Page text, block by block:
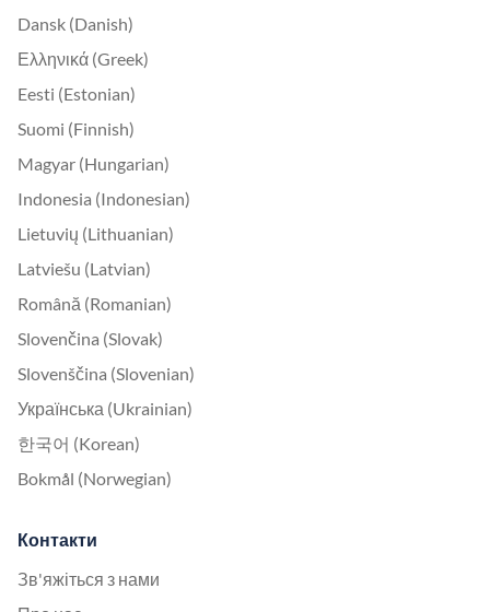
Dansk (Danish)
Ελληνικά (Greek)
Eesti (Estonian)
Suomi (Finnish)
Magyar (Hungarian)
Indonesia (Indonesian)
Lietuvių (Lithuanian)
Latviešu (Latvian)
Română (Romanian)
Slovenčina (Slovak)
Slovenščina (Slovenian)
Українська (Ukrainian)
한국어 (Korean)
Bokmål (Norwegian)
Контакти
Зв'яжіться з нами